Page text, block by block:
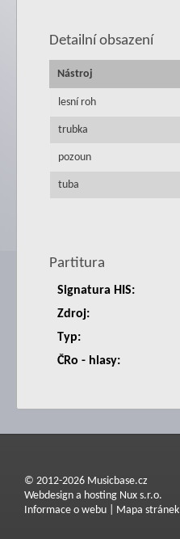
Detailní obsazení
Nástroj
lesní roh
trubka
pozoun
tuba
Partitura
Signatura HIS:
Zdroj:
Typ:
ČRo - hlasy:
© 2012-2026 Musicbase.cz
Webdesign a hosting Nux s.r.o.
Informace o webu
Mapa stránek